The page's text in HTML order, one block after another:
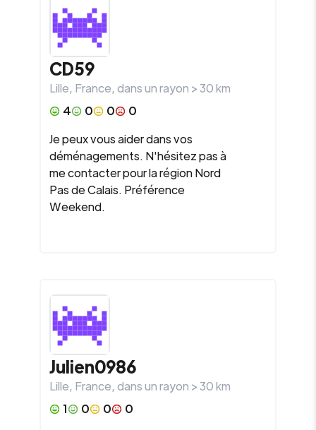
CD59
Lille, France, dans un rayon >30km
4
0 0
0
Je peux vous aider dans vos
déménagements. N'hésitez pas à
me contacter pour la région Nord
Pas de Calais. Préférence
Weekend.
Julien0986
Lille, France, dans un rayon >30km
1
0 0
0